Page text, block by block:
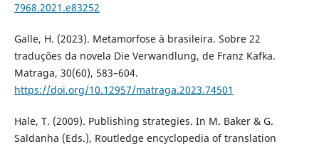
7968.2021.e83252
Galle, H. (2023). Metamorfose à brasileira. Sobre 22
traduções da novela Die Verwandlung, de Franz Kafka.
Matraga, 30(60), 583–604.
https://doi.org/10.12957/matraga.2023.74501
Hale, T. (2009). Publishing strategies. In M. Baker & G.
Saldanha (Eds.), Routledge encyclopedia of translation